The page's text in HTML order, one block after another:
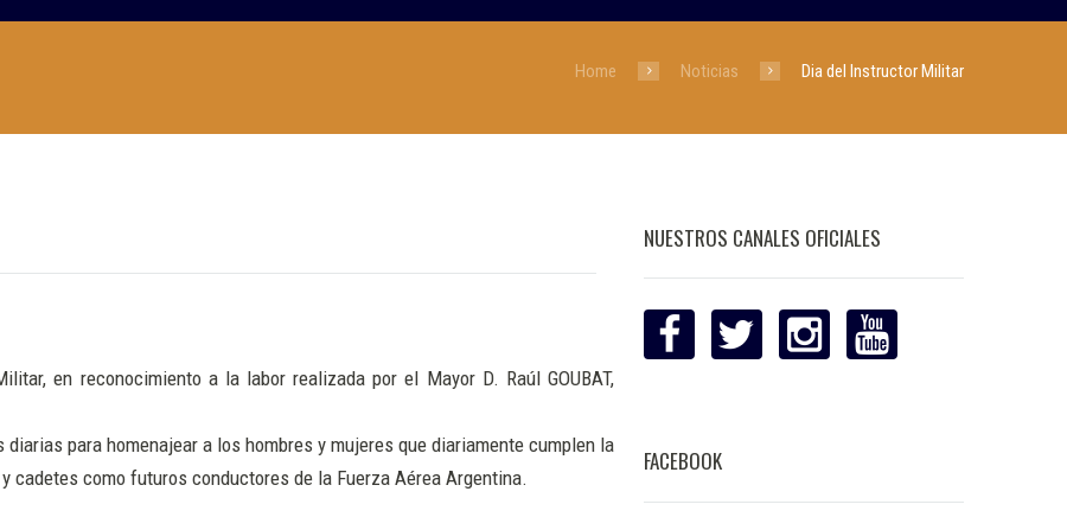
Home Noticias Dia del Instructor Militar
en reconocimiento a la labor realizada por el Mayor D. Raúl GOUBAT,
para homenajear a los hombres y mujeres que diariamente cumplen la
como futuros conductores de la Fuerza Aérea Argentina.
NUESTROS CANALES OFICIALES
FACEBOOK